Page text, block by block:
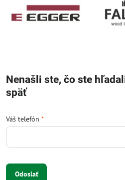
Nenašli ste, čo ste
späť
Váš telefón *
Odoslať